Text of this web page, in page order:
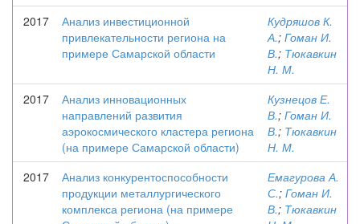
2017
Анализ инвестиционной
привлекательности региона на
примере Самарской области
Кудряшов К.
А.; Гоман И.
В.; Тюкавкин
Н. М.
2017
Анализ инновационных
направлений развития
аэрокосмического кластера региона
(на примере Самарской области)
Кузнецов Е.
В.; Гоман И.
В.; Тюкавкин
Н. М.
2017
Анализ конкурентоспособности
продукции металлургического
комплекса региона (на примере
Емагурова А.
С.; Гоман И.
В.; Тюкавкин